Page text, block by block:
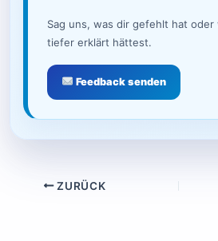
Sag uns, was dir gefehlt hat oder
tiefer erklärt hättest.
Feedback senden
ZURÜCK